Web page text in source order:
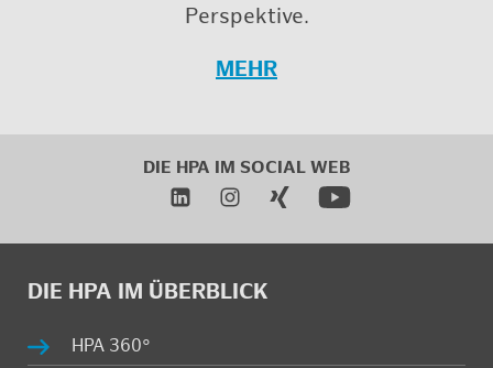
Per­spek­ti­ve.
MEHR
DIE HPA IM SO­CIAL WEB
DIE HPA IM ÜBER­BLICK
HPA 360°